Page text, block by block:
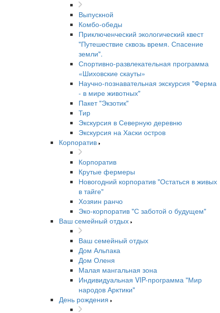
Выпускной
Комбо-обеды
Приключенческий экологический квест
"Путешествие сквозь время. Спасение
земли".
Спортивно-развлекательная программа
«Шиховские скауты»
Научно-познавательная экскурсия "Ферма
- в мире животных"
Пакет "Экзотик"
Тир
Экскурсия в Северную деревню
Экскурсия на Хаски остров
Корпоратив
Корпоратив
Крутые фермеры
Новогодний корпоратив "Остаться в живых
в тайге"
Хозяин ранчо
Эко-корпоратив "С заботой о будущем"
Ваш семейный отдых
Ваш семейный отдых
Дом Альпака
Дом Оленя
Малая мангальная зона
Индивидуальная VIP-программа "Мир
народов Арктики"
День рождения